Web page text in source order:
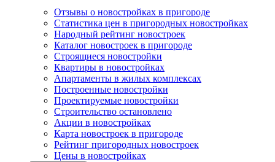
Отзывы о новостройках в пригороде
Статистика цен в пригородных новостройках
Народный рейтинг новостроек
Каталог новостроек в пригороде
Строящиеся новостройки
Квартиры в новостройках
Апартаменты в жилых комплексах
Построенные новостройки
Проектируемые новостройки
Строительство остановлено
Акции в новостройках
Карта новостроек в пригороде
Рейтинг пригородных новостроек
Цены в новостройках